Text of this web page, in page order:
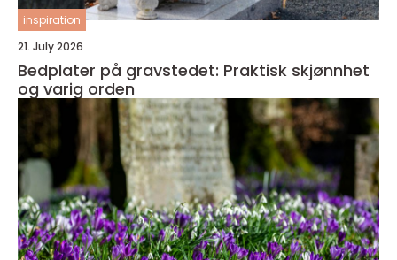
inspiration
21. July 2026
Bedplater på gravstedet: Praktisk skjønnhet
og varig orden